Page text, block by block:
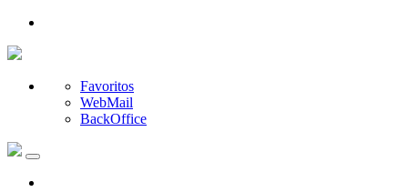
Favoritos
WebMail
BackOffice